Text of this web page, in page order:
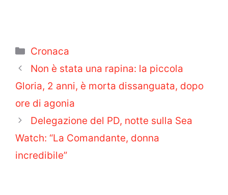
Categorie
Cronaca
Non è stata una rapina: la piccola
Gloria, 2 anni, è morta dissanguata, dopo
ore di agonia
Delegazione del PD, notte sulla Sea
Watch: “La Comandante, donna
incredibile”